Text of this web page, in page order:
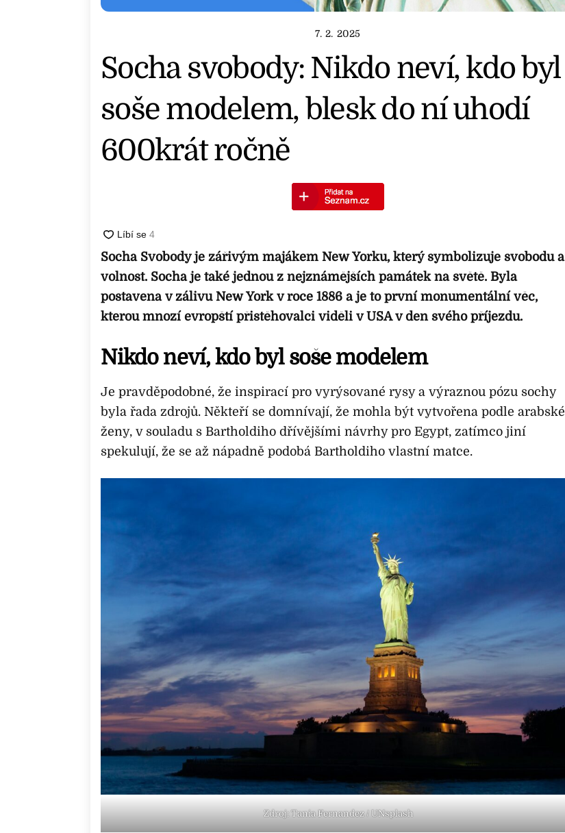
7. 2. 2025
Socha svobody: Nikdo neví, kdo byl
soše modelem, blesk do ní uhodí
600krát ročně
Socha Svobody je zářivým majákem New Yorku, který symbolizuje svobodu a
volnost. Socha je také jednou z nejznámějších památek na světě. Byla
postavena v zálivu New York v roce 1886 a je to první monumentální věc,
kterou mnozí evropští přistěhovalci viděli v USA v den svého příjezdu.
Nikdo neví, kdo byl soše modelem
Je pravděpodobné, že inspirací pro vyrýsované rysy a výraznou pózu sochy
byla řada zdrojů. Někteří se domnívají, že mohla být vytvořena podle arabské
ženy, v souladu s Bartholdiho dřívějšími návrhy pro Egypt, zatímco jiní
spekulují, že se až nápadně podobá Bartholdiho vlastní matce.
Zdroj: Tania Fernandez / UNsplash